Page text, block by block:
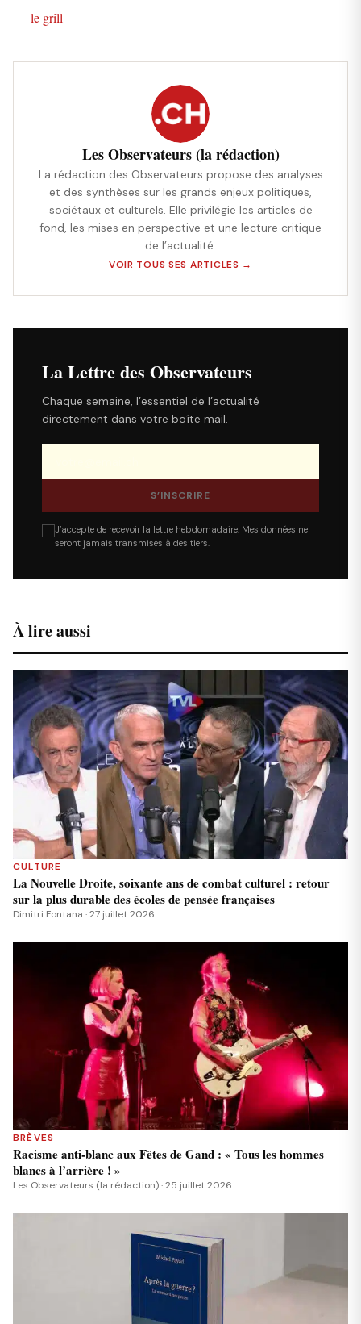
le grill
Les Observateurs (la rédaction)
La rédaction des Observateurs propose des analyses
et des synthèses sur les grands enjeux politiques,
sociétaux et culturels. Elle privilégie les articles de
fond, les mises en perspective et une lecture critique
de l’actualité.
VOIR TOUS SES ARTICLES →
La Lettre des Observateurs
Chaque semaine, l’essentiel de l’actualité
directement dans votre boîte mail.
S’INSCRIRE
J’accepte de recevoir la lettre hebdomadaire. Mes données ne
seront jamais transmises à des tiers.
À lire aussi
CULTURE
La Nouvelle Droite, soixante ans de combat culturel : retour
sur la plus durable des écoles de pensée françaises
Dimitri Fontana · 27 juillet 2026
BRÈVES
Racisme anti-blanc aux Fêtes de Gand : « Tous les hommes
blancs à l’arrière ! »
Les Observateurs (la rédaction) · 25 juillet 2026